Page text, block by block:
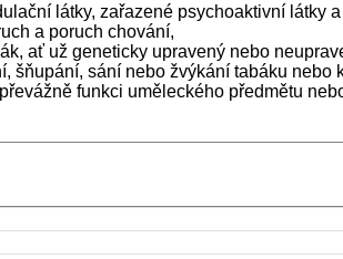
látky, zařazené psychoaktivní látky
a poruch chování,
ať už geneticky upravený nebo
sání nebo žvýkání tabáku nebo
funkci uměleckého předmětu